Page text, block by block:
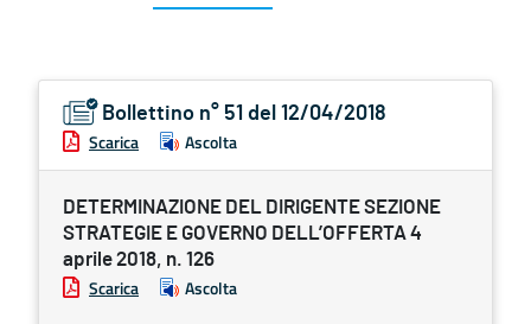
Bollettino n° 51 del 12/04/2018
Scarica Ascolta
DETERMINAZIONE DEL DIRIGENTE SEZIONE
STRATEGIE E GOVERNO DELL’OFFERTA 4
aprile 2018, n. 126
Scarica Ascolta